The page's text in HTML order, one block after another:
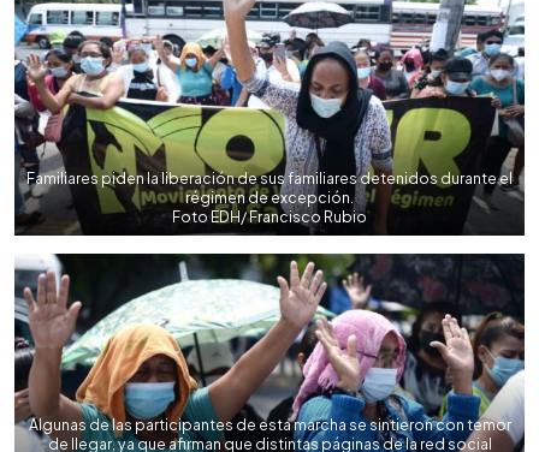
Familiares piden la liberación de sus familiares detenidos durante el
régimen de excepción.
Foto EDH/ Francisco Rubio
Algunas de las participantes de esta marcha se sintieron con temor
de llegar, ya que afirman que distintas páginas de la red social